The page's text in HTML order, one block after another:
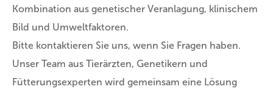
Kombination aus genetischer Veranlagung, klinischem
Bild und Umweltfaktoren.
Bitte kontaktieren Sie uns, wenn Sie Fragen haben.
Unser Team aus Tierärzten, Genetikern und
Fütterungsexperten wird gemeinsam eine Lösung